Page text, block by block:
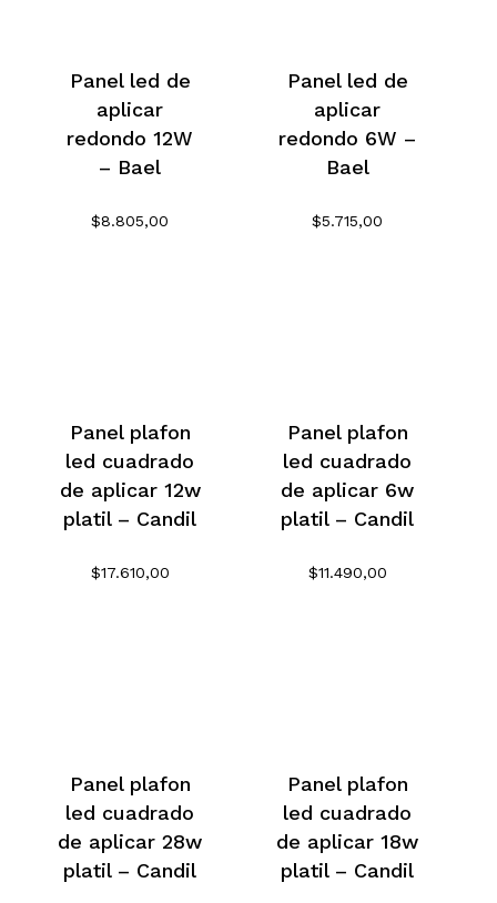
Panel led de
aplicar
redondo 12W
– Bael
$8.805,00
Panel led de
aplicar
redondo 6W –
Bael
$5.715,00
Panel plafon
led cuadrado
de aplicar 12w
platil – Candil
$17.610,00
Panel plafon
led cuadrado
de aplicar 6w
platil – Candil
$11.490,00
Panel plafon
led cuadrado
de aplicar 28w
platil – Candil
Panel plafon
led cuadrado
de aplicar 18w
platil – Candil